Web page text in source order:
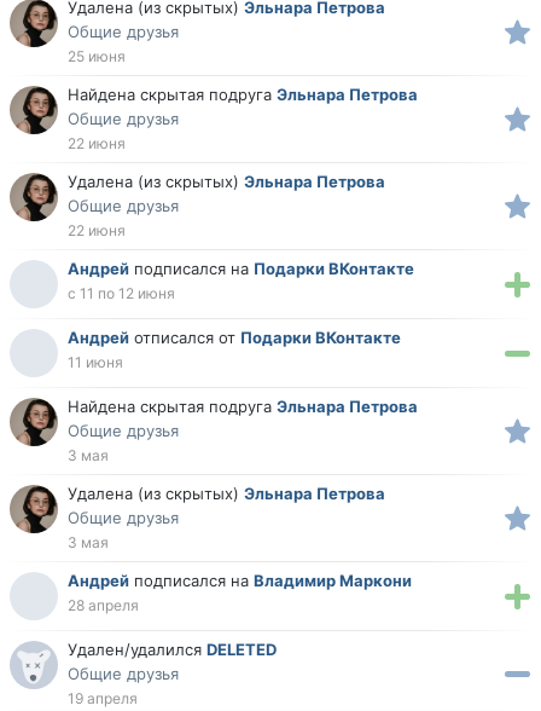
Удалена (из скрытых) Эльнара Петрова
Общие друзья
25 июня
Найдена скрытая подруга Эльнара Петрова
Общие друзья
22 июня
Удалена (из скрытых) Эльнара Петрова
Общие друзья
22 июня
Андрей подписался на Подарки ВКонтакте
с 11 по 12 июня
Андрей отписался от Подарки ВКонтакте
11 июня
Найдена скрытая подруга Эльнара Петрова
Общие друзья
3 мая
Удалена (из скрытых) Эльнара Петрова
Общие друзья
3 мая
Андрей подписался на Владимир Маркони
28 апреля
Удален/удалился DELETED
Общие друзья
19 апреля